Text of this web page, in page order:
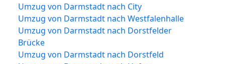
Umzug von Darmstadt nach City
Umzug von Darmstadt nach Westfalenhalle
Umzug von Darmstadt nach Dorstfelder
Brücke
Umzug von Darmstadt nach Dorstfeld